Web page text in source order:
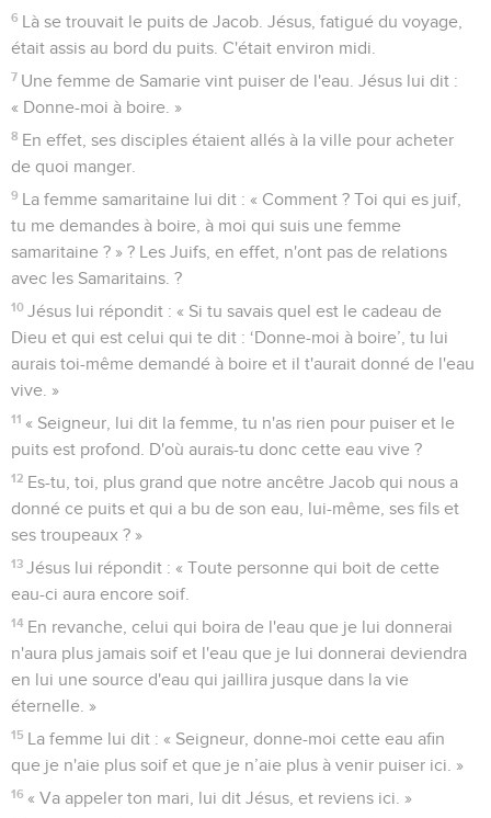
6 Là se trouvait le puits de Jacob. Jésus, fatigué du voyage,
était assis au bord du puits. C'était environ midi.
7 Une femme de Samarie vint puiser de l'eau. Jésus lui dit :
« Donne-moi à boire. »
8 En effet, ses disciples étaient allés à la ville pour acheter
de quoi manger.
9 La femme samaritaine lui dit : « Comment ? Toi qui es juif,
tu me demandes à boire, à moi qui suis une femme
samaritaine ? » ? Les Juifs, en effet, n'ont pas de relations
avec les Samaritains. ?
10 Jésus lui répondit : « Si tu savais quel est le cadeau de
Dieu et qui est celui qui te dit : ‘Donne-moi à boire’, tu lui
aurais toi-même demandé à boire et il t'aurait donné de l'eau
vive. »
11 « Seigneur, lui dit la femme, tu n'as rien pour puiser et le
puits est profond. D'où aurais-tu donc cette eau vive ?
12 Es-tu, toi, plus grand que notre ancêtre Jacob qui nous a
donné ce puits et qui a bu de son eau, lui-même, ses fils et
ses troupeaux ? »
13 Jésus lui répondit : « Toute personne qui boit de cette
eau-ci aura encore soif.
14 En revanche, celui qui boira de l'eau que je lui donnerai
n'aura plus jamais soif et l'eau que je lui donnerai deviendra
en lui une source d'eau qui jaillira jusque dans la vie
éternelle. »
15 La femme lui dit : « Seigneur, donne-moi cette eau afin
que je n'aie plus soif et que je n’aie plus à venir puiser ici. »
16 « Va appeler ton mari, lui dit Jésus, et reviens ici. »